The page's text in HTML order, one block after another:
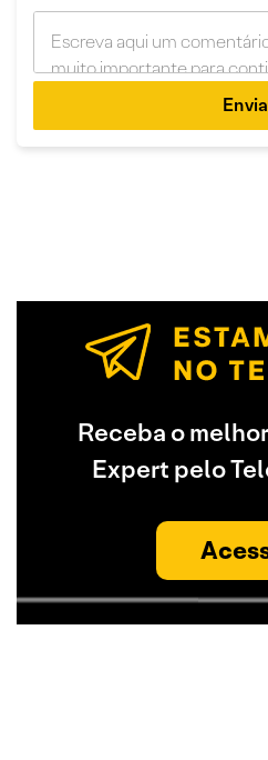
Receba o
Expert pelo